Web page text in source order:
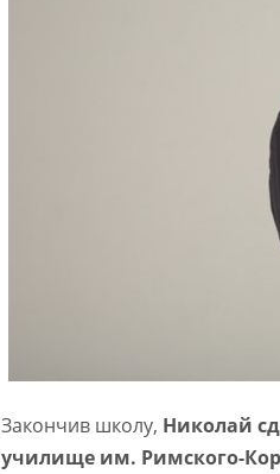
Закончив школу, Николай
училище им. Римского-